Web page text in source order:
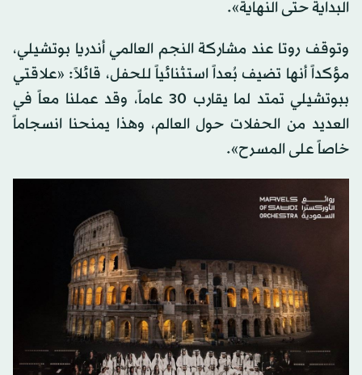
البداية حتى النهاية».
وتوقف روتا عند مشاركة النجم العالمي أندريا بوتشيلي،
مؤكداً أنها تضيف بُعداً استثنائياً للحفل، قائلاً: «علاقتي
ببوتشيلي تمتد لما يقارب 30 عاماً، وقد عملنا معاً في
العديد من الحفلات حول العالم، وهذا يمنحنا انسجاماً
خاصاً على المسرح».